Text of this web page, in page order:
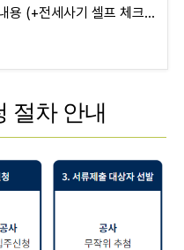
전세사기 특별법 내용 (+전세사기 셀프 체크방법) 총정리
절차 안내